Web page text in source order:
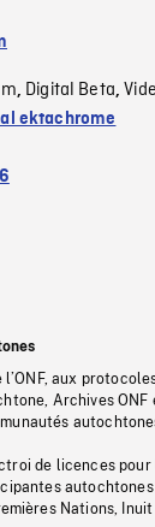
, Digital Beta,
ektachrome
aux
Archives
de licences
Nations, Inuit